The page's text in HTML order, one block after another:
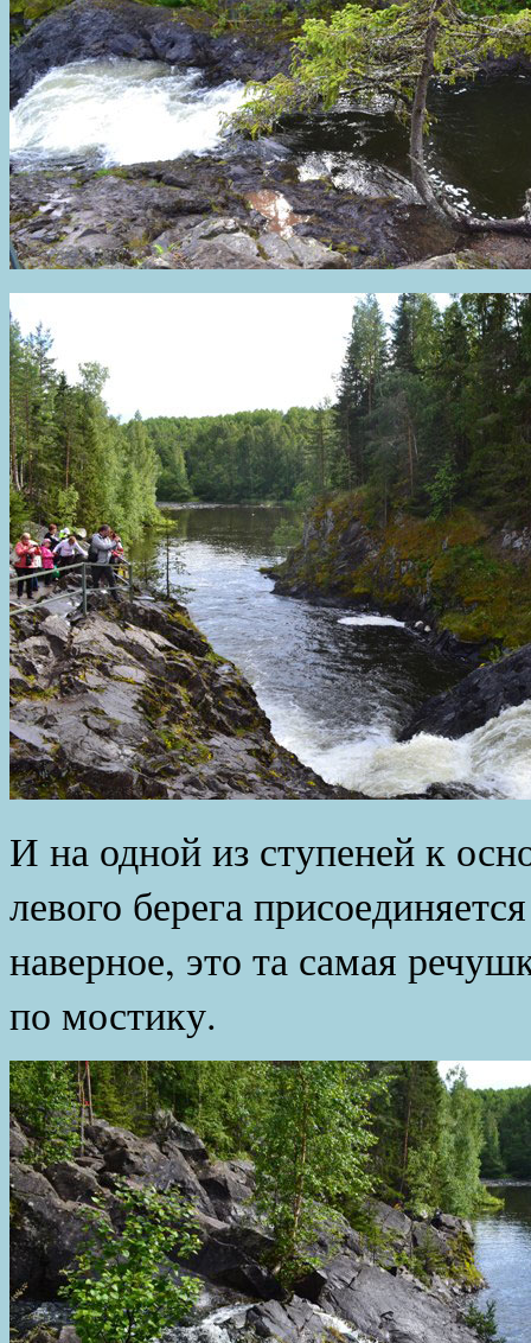
И на одной из ступеней к
левого берега
наверное, это та самая
по мостику.